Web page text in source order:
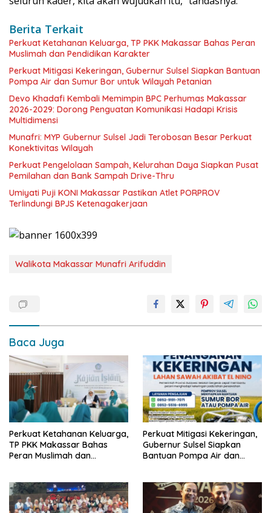
Berita Terkait
Perkuat Ketahanan Keluarga, TP PKK Makassar Bahas Peran
Muslimah dan Pendidikan Karakter
Perkuat Mitigasi Kekeringan, Gubernur Sulsel Siapkan Bantuan
Pompa Air dan Sumur Bor untuk Wilayah Petanian
Devo Khadafi Kembali Memimpin BPC Perhumas Makassar
2026-2029: Dorong Penguatan Komunikasi Hadapi Krisis
Multidimensi
Munafri: MYP Gubernur Sulsel Jadi Terobosan Besar Perkuat
Konektivitas Wilayah
Perkuat Pengelolaan Sampah, Kelurahan Daya Siapkan Pusat
Pemilahan dan Bank Sampah Drive-Thru
Umiyati Puji KONI Makassar Pastikan Atlet PORPROV
Terlindungi BPJS Ketenagakerjaan
Walikota Makassar Munafri Arifuddin
Baca Juga
Perkuat Ketahanan Keluarga,
TP PKK Makassar Bahas
Peran Muslimah dan
Perkuat Mitigasi Kekeringan,
Gubernur Sulsel Siapkan
Bantuan Pompa Air dan